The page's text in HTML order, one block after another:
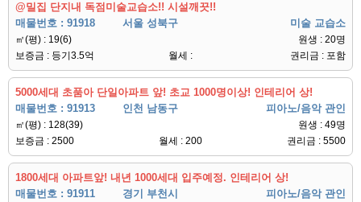
@밀집 단지내 독점미술교습소!! 시설깨끗!!
매물번호 : 91918
서울 성북구 미술 교습소
㎡(평) : 19(6)
원생 : 20명
보증금 : 등기3.5억
월세 : 권리금 : 포함
5000세대 초품아 단일아파트 앞! 초교 1000명이상! 인테리어 상!
매물번호 : 91913
인천 남동구 피아노/음악 관인
㎡(평) : 128(39)
원생 : 49명
보증금 : 2500
월세 : 200 권리금 : 5500
1800세대 아파트앞! 내년 1000세대 입주예정. 인테리어 상!
매물번호 : 91911
경기 부천시 피아노/음악 관인